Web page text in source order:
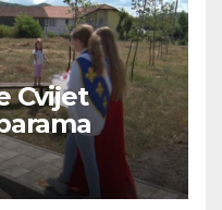
Cvijet